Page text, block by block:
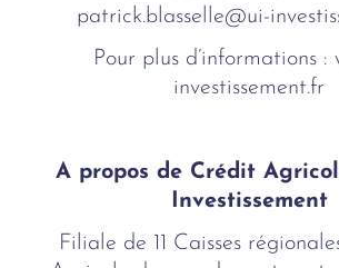
patrick.blasselle@ui-
Pour plus d’informations :
investissement.fr
A propos de Crédit
Investissement
Filiale de 11 Caisses